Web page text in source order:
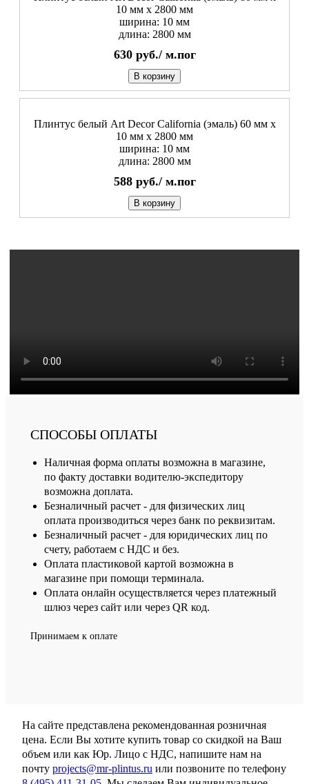
10 мм х 2800 мм
ширина: 10 мм
длина: 2800 мм
630 руб./ м.пог
В корзину
Плинтус белый Art Decor California (эмаль) 60 мм х
10 мм х 2800 мм
ширина: 10 мм
длина: 2800 мм
588 руб./ м.пог
В корзину
СПОСОБЫ ОПЛАТЫ
Наличная форма оплаты возможна в магазине,
по факту доставки водителю-экспедитору
возможна доплата.
Безналичный расчет - для физических лиц
оплата производиться через банк по реквизитам.
Безналичный расчет - для юридических лиц по
счету, работаем с НДС и без.
Оплата пластиковой картой возможна в
магазине при помощи терминала.
Оплата онлайн осуществляется через платежный
шлюз через сайт или через QR код.
Принимаем к оплате
На сайте представлена рекомендованная розничная
цена. Если Вы хотите купить товар со скидкой на Ваш
объем или как Юр. Лицо с НДС, напишите нам на
почту projects@mr-plintus.ru или позвоните по телефону